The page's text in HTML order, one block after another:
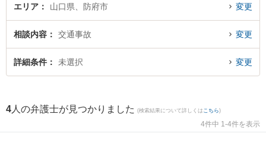
護士、弁護士法人いたむら法律事務所の山口 泰資弁護士のプロフィール情報や
決の実績豊富な近くの弁護士を検索したい』『初回相談無料で交通事故を法律
相談できる防府市内の弁護士に相談予約したい』などでお困りの相談者さんに
おすすめです。
エリア 山口県、防府市 変更
相談内容 交通事故 変更
詳細条件 未選択 変更
4 人の弁護士が見つかりました (検索結果について詳しくは こちら)
4件中 1-4件を表示